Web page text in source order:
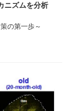
ニズムを分析
の第一歩～